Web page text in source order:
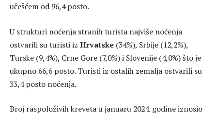
učešćem od 96,4 posto.
U strukturi noćenja stranih turista najviše noćenja
ostvarili su turisti iz Hrvatske (34%), Srbije (12,2%),
Turske (9,4%), Crne Gore (7,0%) i Slovenije (4,0%) što je
ukupno 66,6 posto. Turisti iz ostalih zemalja ostvarili su
33,4 posto noćenja.
Broj raspoloživih kreveta u januaru 2024. godine iznosio